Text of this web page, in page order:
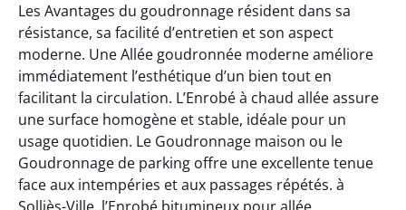
Les Avantages du goudronnage résident dans sa
résistance, sa facilité d’entretien et son aspect
moderne. Une Allée goudronnée moderne améliore
immédiatement l’esthétique d’un bien tout en
facilitant la circulation. L’Enrobé à chaud allée assure
une surface homogène et stable, idéale pour un
usage quotidien. Le Goudronnage maison ou le
Goudronnage de parking offre une excellente tenue
face aux intempéries et aux passages répétés. à